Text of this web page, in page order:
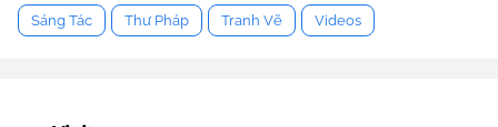
Sáng Tác Thư Pháp Tranh Vẽ Videos